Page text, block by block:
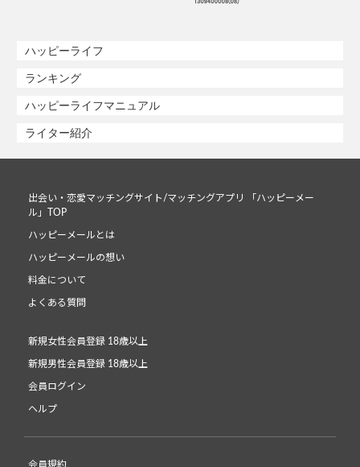
ハッピーライフ
ランキング
ハッピーライフマニュアル
ライター紹介
出会い・恋愛マッチングサイト/マッチングアプリ 「ハッピーメー
ル」TOP
ハッピーメールとは
ハッピーメールの想い
料金について
よくある質問
新規女性会員登録 18歳以上
新規男性会員登録 18歳以上
会員ログイン
ヘルプ
会員規約